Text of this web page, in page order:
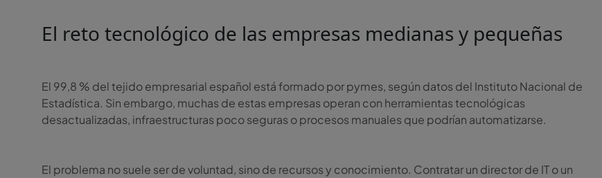
El reto tecnológico de las empresas medianas y pequeñas
El 99,8 % del tejido empresarial español está formado por pymes, según datos del Instituto Nacional de
Estadística. Sin embargo, muchas de estas empresas operan con herramientas tecnológicas
desactualizadas, infraestructuras poco seguras o procesos manuales que podrían automatizarse.
El problema no suele ser de voluntad, sino de recursos y conocimiento. Contratar un director de IT o un